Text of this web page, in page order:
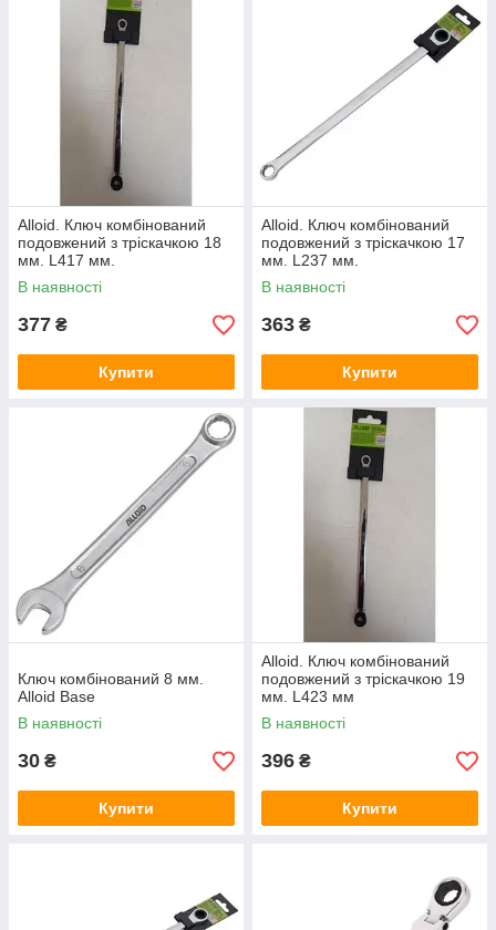
Alloid. Ключ комбінований
подовжений з тріскачкою 18
мм. L417 мм.
В наявності
377 ₴
Купити
Alloid. Ключ комбінований
подовжений з тріскачкою 17
мм. L237 мм.
В наявності
363 ₴
Купити
Ключ комбінований 8 мм.
Alloid Base
В наявності
30 ₴
Купити
Alloid. Ключ комбінований
подовжений з тріскачкою 19
мм. L423 мм
В наявності
396 ₴
Купити